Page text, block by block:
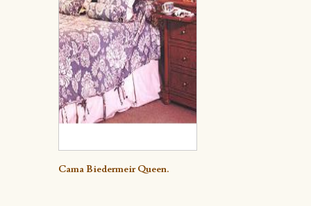
Detalle
Cama Biedermeir Queen.